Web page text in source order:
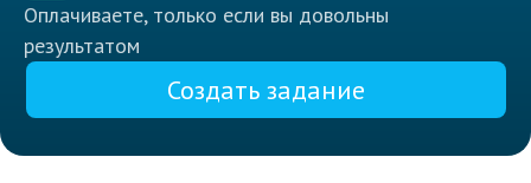
Оплачиваете, только если вы довольны
результатом
Создать задание